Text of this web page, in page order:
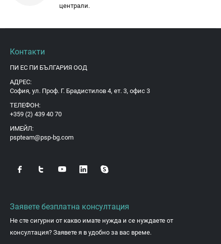
централи.
Контакти
ПИ ЕС ПИ БЪЛГАРИЯ ООД
АДРЕС:
София, ул. Проф. Г. Брадистилов 4, ет. 3, офис 3
ТЕЛЕФОН:
+359 (2) 439 40 70
ИМЕЙЛ:
pspteam@psp-bg.com
Заявете безплатна консултация
Не сте сигурни от какво имате нужда и се нуждаете от
консултация? Заявете я в удобно за вас време.